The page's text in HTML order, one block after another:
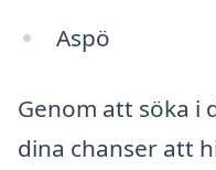
Aspö
Genom att söka i
dina chanser att